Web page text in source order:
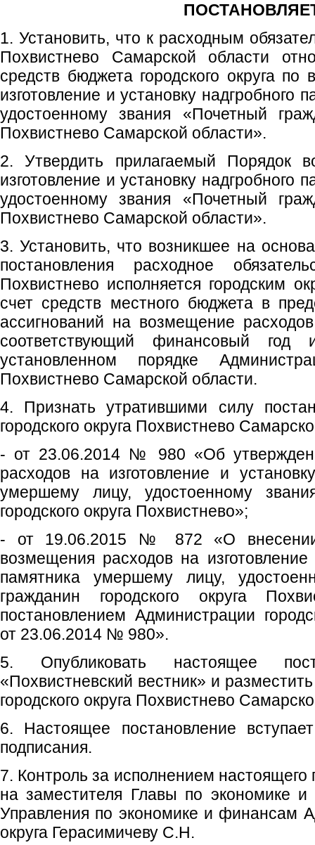
1. Установить, что к расходным
Похвистнево Самарской области
средств бюджета городского округа
изготовление и установку надгробного
удостоенному звания «Почетный
Похвистнево Самарской области».
2. Утвердить прилагаемый Порядок
изготовление и установку надгробного
удостоенному звания «Почетный
Похвистнево Самарской области».
3. Установить, что возникшее на
постановления расходное
Похвистнево исполняется городским
счет средств местного бюджета в
ассигнований на возмещение
соответствующий финансовый
установленном порядке
Похвистнево Самарской области.
4. Признать утратившими силу
городского округа Похвистнево
- от 23.06.2014 № 980 «Об
расходов на изготовление и
умершему лицу, удостоенному
городского округа Похвистнево»;
- от 19.06.2015 № 872 «О
возмещения расходов на изготовление
памятника умершему лицу,
гражданин городского округа
постановлением Администрации
от 23.06.2014 № 980».
5. Опубликовать настоящее
«Похвистневский вестник» и
городского округа Похвистнево
6. Настоящее постановление
подписания.
7. Контроль за исполнением настоящего
на заместителя Главы по экономике и
Управления по экономике и финансам
округа Герасимичеву С.Н.